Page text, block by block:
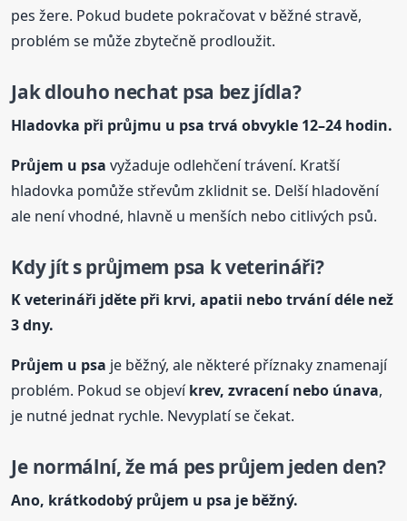
pes žere. Pokud budete pokračovat v běžné stravě,
problém se může zbytečně prodloužit.
Jak dlouho nechat psa bez jídla?
Hladovka při průjmu u psa trvá obvykle 12–24 hodin.
Průjem u psa vyžaduje odlehčení trávení. Kratší
hladovka pomůže střevům zklidnit se. Delší hladovění
ale není vhodné, hlavně u menších nebo citlivých psů.
Kdy jít s průjmem psa k veterináři?
K veterináři jděte při krvi, apatii nebo trvání déle než
3 dny.
Průjem u psa je běžný, ale některé příznaky znamenají
problém. Pokud se objevíkrev, zvracení nebo únava,
je nutné jednat rychle. Nevyplatí se čekat.
Je normální, že má pes průjem jeden den?
Ano, krátkodobý průjem u psa je běžný.